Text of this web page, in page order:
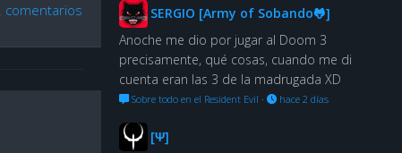
comentarios
SERGIO [Army of Sobando🐸]
Anoche me dio por jugar al Doom 3
precisamente, qué cosas, cuando me di
cuenta eran las 3 de la madrugada XD
Sobre todo en el Resident Evil · hace 2 días
[Ψ]